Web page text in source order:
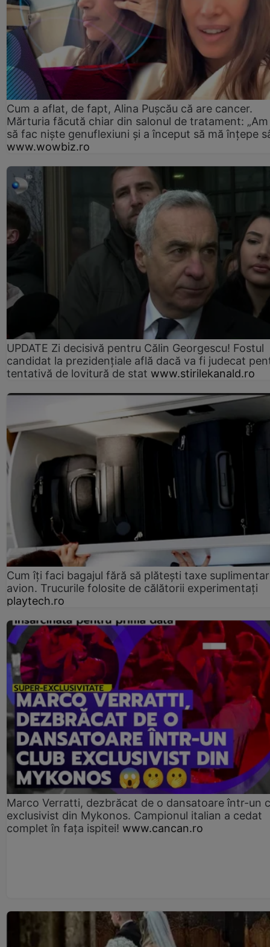
Cum a aflat, de fapt, Alina Pușcău că are cancer.
Mărturia făcută chiar din salonul de tratament:
să fac niște genuflexiuni și a început să mă înțepe
www.wowbiz.ro
UPDATE Zi decisivă pentru Călin Georgescu! Fostul
candidat la prezidențiale află dacă va fi judecat
tentativă de lovitură de stat www.stirilekanald.ro
Cum îți faci bagajul fără să plătești taxe
avion. Trucurile folosite de călătorii experimentați
playtech.ro
Marco Verratti, dezbrăcat de o dansatoare într-un
exclusivist din Mykonos. Campionul italian a cedat
complet în fața ispitei! www.cancan.ro